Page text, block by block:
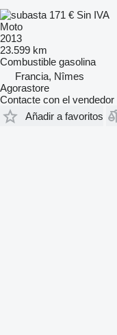
171 € Sin IVA
Moto
2013
23.599 km
Combustible gasolina
Francia, Nîmes
Agorastore
Contacte con el vendedor
Añadir a favoritos